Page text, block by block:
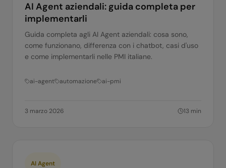
AI Agent aziendali: guida completa per
implementarli
Guida completa agli AI Agent aziendali: cosa sono,
come funzionano, differenza con i chatbot, casi d'uso
e come implementarli nelle PMI italiane.
ai-agent automazione ai-pmi
3 marzo 2026 13 min
AI Agent